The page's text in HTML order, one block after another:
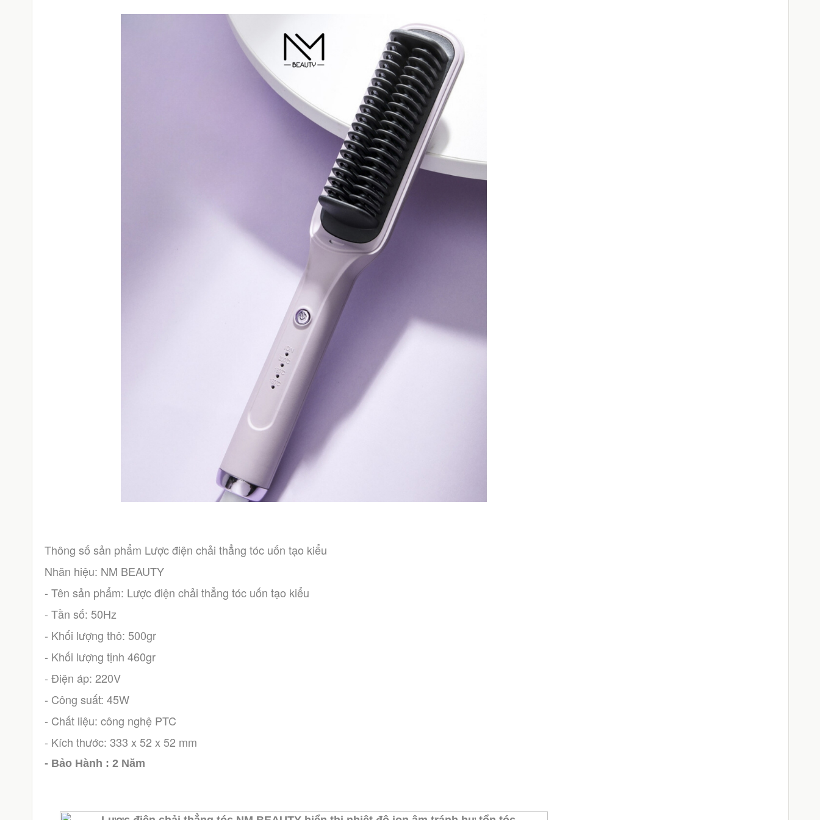
Thông số sản phẩm Lược điện chải thẳng tóc uốn tạo kiểu
Nhãn hiệu: NM BEAUTY
- Tên sản phẩm: Lược điện chải thẳng tóc uốn tạo kiểu
- Tần số: 50Hz
- Khối lượng thô: 500gr
- Khối lượng tịnh 460gr
- Điện áp: 220V
- Công suất: 45W
- Chất liệu: công nghệ PTC
- Kích thước: 333 x 52 x 52 mm
- Bảo Hành : 2 Năm